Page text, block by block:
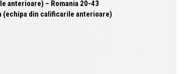
anterioare) – Romania 20-43
(echipa din calificarile anterioare)